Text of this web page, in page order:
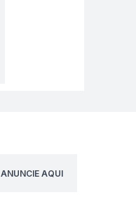
ANUNCIE AQUI